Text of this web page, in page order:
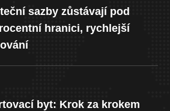
sazby zůstávají pod
hranici, rychlejší
byt: Krok za krokem